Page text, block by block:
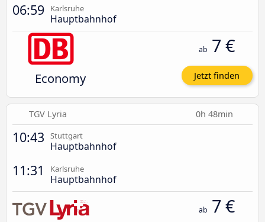
06:59 Karlsruhe
Hauptbahnhof
Economy
ab 7 €
Jetzt finden
TGV Lyria 0h 48min
10:43 Stuttgart
Hauptbahnhof
11:31 Karlsruhe
Hauptbahnhof
ab 7 €